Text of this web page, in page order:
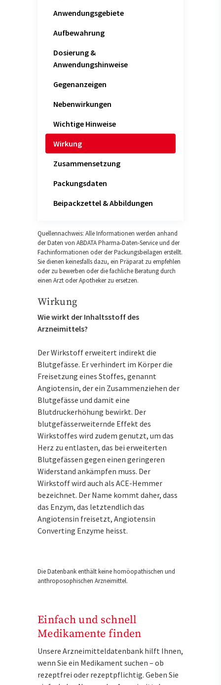
Anwendungsgebiete
Aufbewahrung
Dosierung &
Anwendungshinweise
Gegenanzeigen
Nebenwirkungen
Wichtige Hinweise
Wirkung
Zusammensetzung
Packungsdaten
Beipackzettel & Abbildungen
Quellennachweis: Alle Informationen werden anhand
der Daten von ABDATA Pharma-Daten-Service und der
Fachinformationen oder der Packungsbeilagen erstellt.
Sie dienen keinesfalls dazu, ein Präparat zu empfehlen
oder zu bewerben oder die fachliche Beratung durch
einen Arzt oder Apotheker zu ersetzen.
Wirkung
Wie wirkt der Inhaltsstoff des
Arzneimittels?
Der Wirkstoff erweitert indirekt die
Blutgefässe. Er verhindert im Körper die
Freisetzung eines Stoffes, genannt
Angiotensin, der ein Zusammenziehen der
Blutgefässe und damit eine
Blutdruckerhöhung bewirkt. Der
blutgefässerweiternde Effekt des
Wirkstoffes wird zudem genutzt, um das
Herz zu entlasten, das bei erweiterten
Blutgefässen gegen einen geringeren
Widerstand ankämpfen muss. Der
Wirkstoff wird auch als ACE-Hemmer
bezeichnet. Der Name kommt daher, dass
das Enzym, das letztendlich das
Angiotensin freisetzt, Angiotensin
Converting Enzyme heisst.
Die Datenbank enthält keine homöopathischen und
anthroposophischen Arzneimittel.
Einfach und schnell
Medikamente finden
Unsere Arzneimitteldatenbank hilft Ihnen,
wenn Sie ein Medikament suchen – ob
rezeptfrei oder rezeptpflichtig. Geben Sie